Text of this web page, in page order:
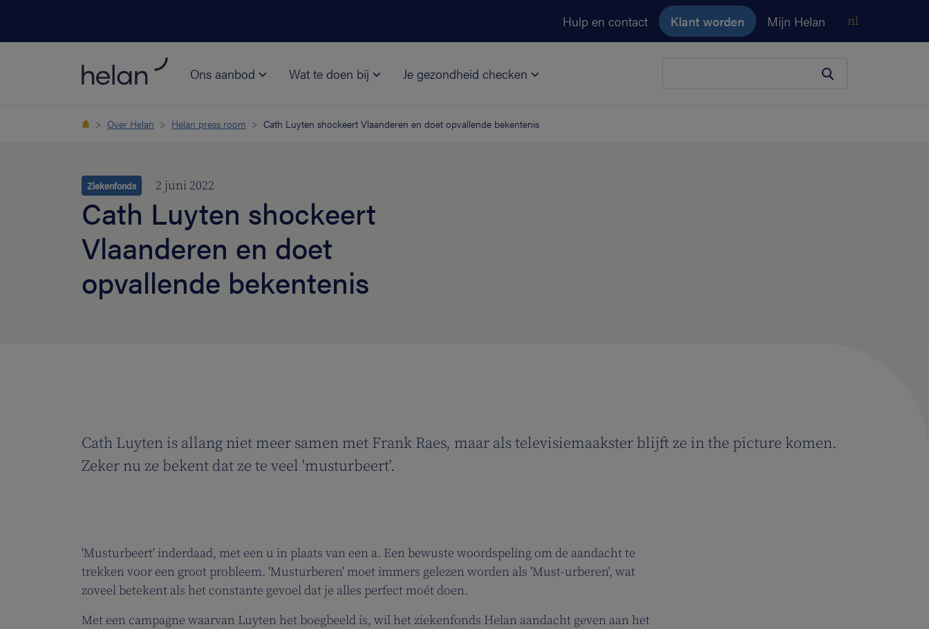
Hulp en contact Klant worden Mijn Helan nl
Ons aanbod Wat te doen bij Je gezondheid checken
Over Helan Helan press room Cath Luyten shockeert Vlaanderen en doet opvallende bekentenis
Ziekenfonds 2 juni 2022
Cath Luyten shockeert
Vlaanderen en doet
opvallende bekentenis
Cath Luyten is allang niet meer samen met Frank Raes, maar als televisiemaakster blijft ze in the picture komen.
Zeker nu ze bekent dat ze te veel 'musturbeert'.
'Musturbeert' inderdaad, met een u in plaats van een a. Een bewuste woordspeling om de aandacht te
trekken voor een groot probleem. 'Musturberen' moet immers gelezen worden als 'Must-urberen', wat
zoveel betekent als het constante gevoel dat je alles perfect moét doen.
Met een campagne waarvan Luyten het boegbeeld is, wil het ziekenfonds Helan aandacht geven aan het